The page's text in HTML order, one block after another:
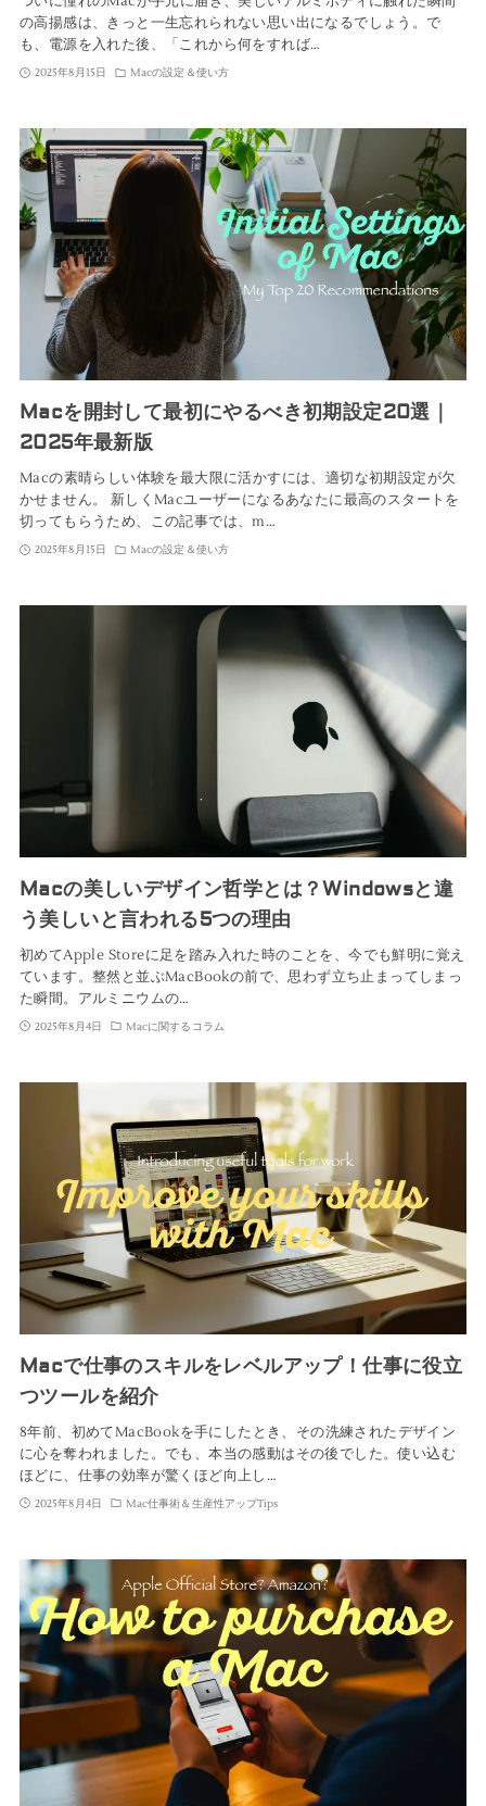
の高揚感は、きっと一生忘れられない思い出になるでしょう。で
も、電源を入れた後、「これから何をすれば…
2025年8月15日 Macの設定＆使い方
Macを開封して最初にやるべき初期設定20選｜
2025年最新版
Macの素晴らしい体験を最大限に活かすには、適切な初期設定が欠
かせません。 新しくMacユーザーになるあなたに最高のスタートを
切ってもらうため、この記事では、m…
2025年8月15日 Macの設定＆使い方
Macの美しいデザイン哲学とは？Windowsと違
う美しいと言われる5つの理由
初めてApple Storeに足を踏み入れた時のことを、今でも鮮明に覚え
ています。整然と並ぶMacBookの前で、思わず立ち止まってしまっ
た瞬間。アルミニウムの…
2025年8月4日 Macに関するコラム
Macで仕事のスキルをレベルアップ！仕事に役立
つツールを紹介
8年前、初めてMacBookを手にしたとき、その洗練されたデザイン
に心を奪われました。でも、本当の感動はその後でした。使い込む
ほどに、仕事の効率が驚くほど向上し…
2025年8月4日 Mac仕事術＆生産性アップTips